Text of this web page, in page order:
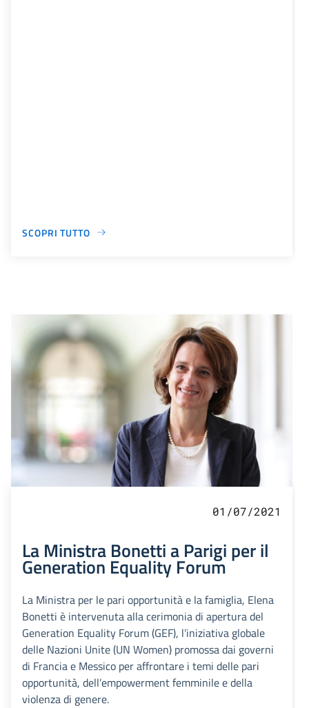
SCOPRI TUTTO
01/07/2021
La Ministra Bonetti a Parigi per il
Generation Equality Forum
La Ministra per le pari opportunità e la famiglia, Elena
Bonetti è intervenuta alla cerimonia di apertura del
Generation Equality Forum (GEF), l’iniziativa globale
delle Nazioni Unite (UN Women) promossa dai governi
di Francia e Messico per affrontare i temi delle pari
opportunità, dell’empowerment femminile e della
violenza di genere.